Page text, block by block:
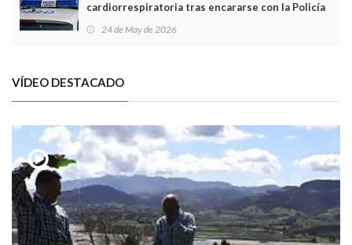
cardiorrespiratoria tras encararse con la Policía
Local en Luanco
24 de May de 2026
VÍDEO DESTACADO